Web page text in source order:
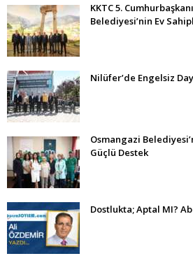
KKTC 5.
Belediyesi’nin Ev
Nilüfer’de Engelsiz
Osmangazi
Güçlü Destek
Dostlukta; Aptal MI?